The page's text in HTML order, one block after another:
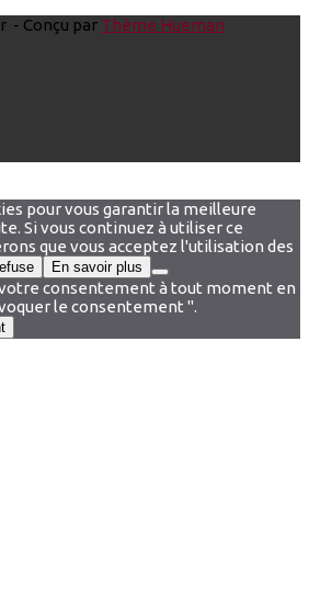
- Conçu par Thème Hueman
pour vous garantir la meilleure
Si vous continuez à utiliser ce
que vous acceptez l'utilisation des
En savoir plus
consentement à tout moment en
le consentement ".